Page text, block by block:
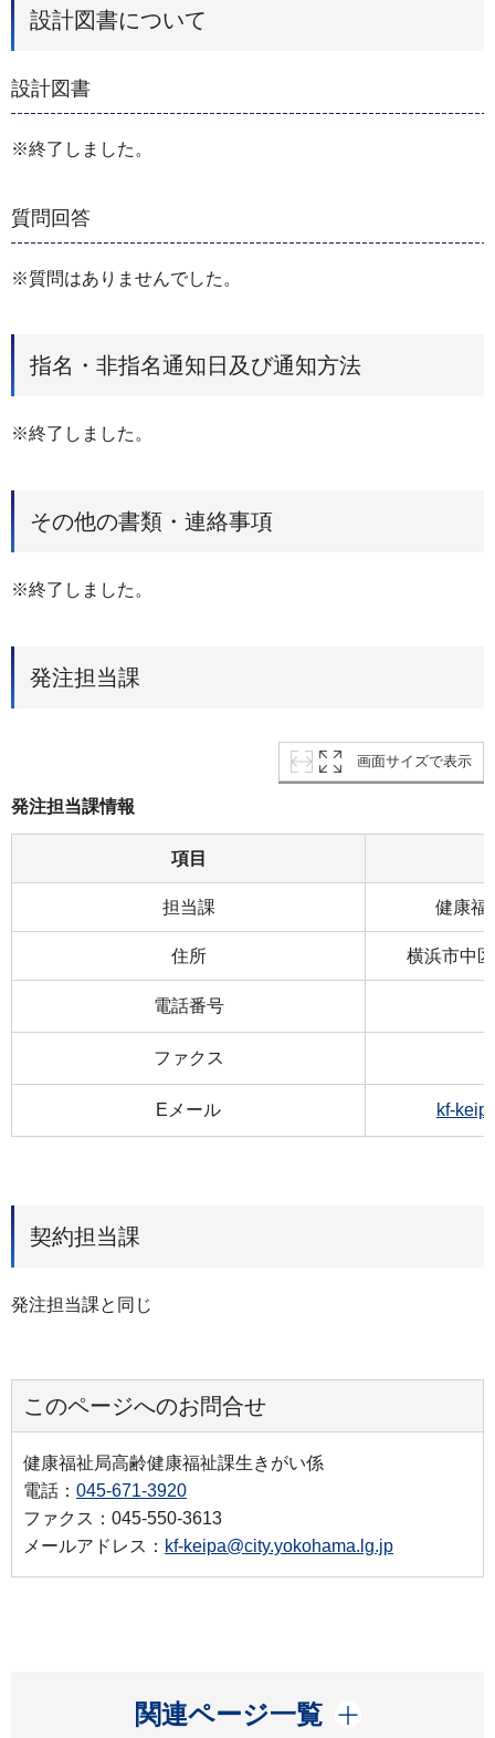
設計図書について
設計図書
※終了しました。
質問回答
※質問はありませんでした。
指名・非指名通知日及び通知方法
※終了しました。
その他の書類・連絡事項
※終了しました。
発注担当課
画面サイズで表示
発注担当課情報
項目
担当課 健康福
住所 横浜市中
電話番号
ファクス
Eメール kf-
契約担当課
発注担当課と同じ
このページへのお問合せ
健康福祉局高齢健康福祉課生きがい係
電話： 045-671-3920
ファクス：045-550-3613
メールアドレス： kf-keipa@city.yokohama.lg.jp
関連ページ一覧
開く